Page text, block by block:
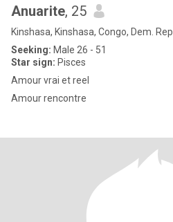
Anuarite, 25
Kinshasa, Kinshasa, Congo, Dem. Rep
Seeking: Male 26 - 51
Star sign: Pisces
Amour vrai et reel
Amour rencontre